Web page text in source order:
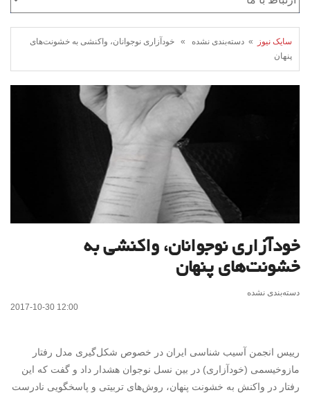
سایک نیوز
» دسته‌بندی نشده » خودآزاری نوجوانان، واکنشی به خشونت‌های
پنهان
خودآزاری نوجوانان، واکنشی به
خشونت‌های پنهان
دسته‌بندی نشده
2017-10-30 12:00
رییس انجمن آسیب شناسی ایران در خصوص شکل‌گیری مدل رفتار
مازوخیسمی (خودآزاری) در بین نسل نوجوان هشدار داد و گفت که این
رفتار در واکنش به خشونت پنهان، روش‌های تربیتی و پاسخگویی نادرست